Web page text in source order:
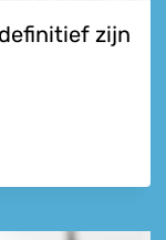
zijn